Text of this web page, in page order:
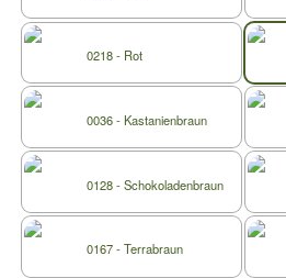
0218 - Rot
0036 - Kastanienbraun
0128 - Schokoladenbraun
0167 - Terrabraun